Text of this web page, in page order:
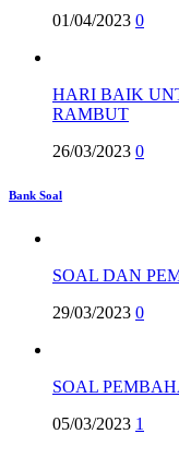
01/04/2023 0
HARI BAIK
RAMBUT
26/03/2023 0
Bank Soal
SOAL DAN
29/03/2023 0
SOAL
05/03/2023 1